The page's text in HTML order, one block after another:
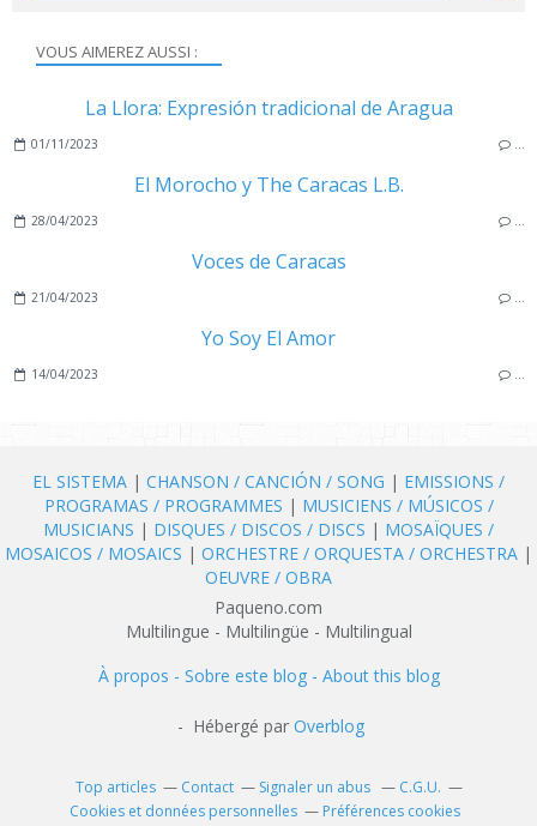
VOUS AIMEREZ AUSSI :
La Llora: Expresión tradicional de Aragua
01/11/2023 …
El Morocho y The Caracas L.B.
28/04/2023 …
Voces de Caracas
21/04/2023 …
Yo Soy El Amor
14/04/2023 …
EL SISTEMA | CHANSON / CANCIÓN / SONG | EMISSIONS /
PROGRAMAS / PROGRAMMES | MUSICIENS / MÚSICOS /
MUSICIANS | DISQUES / DISCOS / DISCS | MOSAÏQUES /
MOSAICOS / MOSAICS | ORCHESTRE / ORQUESTA / ORCHESTRA |
OEUVRE / OBRA
Paqueno.com
Multilingue - Multilingüe - Multilingual
À propos - Sobre este blog - About this blog
- Hébergé par Overblog
Top articles Contact Signaler un abus
C.G.U.
Cookies et données personnelles
Préférences cookies